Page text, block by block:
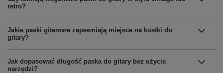
retro?
Jakie paski gitarowe zapewniają miejsce na kostki do
gitary?
Jak dopasować długość paska do gitary bez użycia
narzędzi?